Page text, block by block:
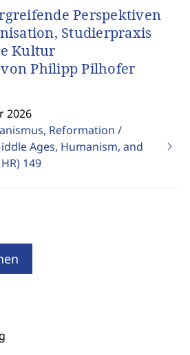
Perspektiven
Studierpraxis
Kultur
Philipp Pilhofer
2026
Reformation /
Ages, Humanism, and
149